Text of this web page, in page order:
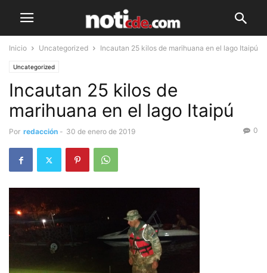
Inicio Uncategorized Incautan 25 kilos de marihuana en el lago Itaipú
Uncategorized
Incautan 25 kilos de
marihuana en el lago Itaipú
Por redacción - 30 de enero de 2019 0